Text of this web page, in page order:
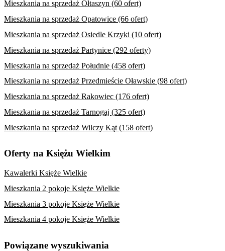
Mieszkania na sprzedaż Ołtaszyn (60 ofert)
Mieszkania na sprzedaż Opatowice (66 ofert)
Mieszkania na sprzedaż Osiedle Krzyki (10 ofert)
Mieszkania na sprzedaż Partynice (292 oferty)
Mieszkania na sprzedaż Południe (458 ofert)
Mieszkania na sprzedaż Przedmieście Oławskie (98 ofert)
Mieszkania na sprzedaż Rakowiec (176 ofert)
Mieszkania na sprzedaż Tarnogaj (325 ofert)
Mieszkania na sprzedaż Wilczy Kąt (158 ofert)
Oferty na Księżu Wielkim
Kawalerki Księże Wielkie
Mieszkania 2 pokoje Księże Wielkie
Mieszkania 3 pokoje Księże Wielkie
Mieszkania 4 pokoje Księże Wielkie
Powiązane wyszukiwania